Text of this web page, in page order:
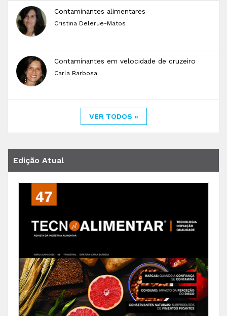
Contaminantes alimentares
Cristina Delerue-Matos
Contaminantes em velocidade de cruzeiro
Carla Barbosa
VER TODOS »
Edição Atual